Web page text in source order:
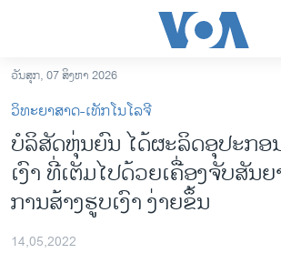
ເຂົ້າ
ຫາ
ຂ້າມ
ຂ້າມ
ໄປ
ຫາ
ຊອກ
ລາວ
ອາເມຣິກາ
ການເລືອກຕັ້ງ ປະທານາທີບໍດີ ສະຫະລັດ 2024
ວັນສຸກ, 07 ສິງຫາ 2026
ວິທະຍາສາດ-ເທັກໂນໂລຈີ
ບໍ​ລິ​ສັດ​ຫຸ່ນຍົນ ໄດ້​ຜະ​ລິດ​ອຸ​ປະ​ກອ
ເງົາ ທີ່​ເຕັມ​ໄປ​ດ້ວຍ​ເຄື່ອງ​ຈັບ​ສັນ​
ການ​ສ້າງ​ຮູບ​ເງົາ ​ງ່າຍ​ຂຶ້ນ
14,05,2022